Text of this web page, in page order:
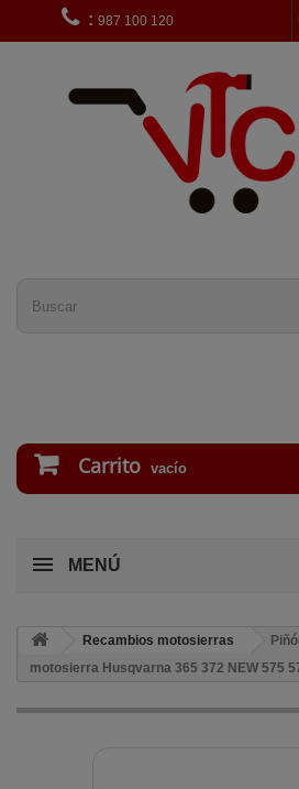
: 987 100 120
Carrito vacío
MENÚ
Recambios motosierras
motosierra Husqvarna 365 372 NEW 575